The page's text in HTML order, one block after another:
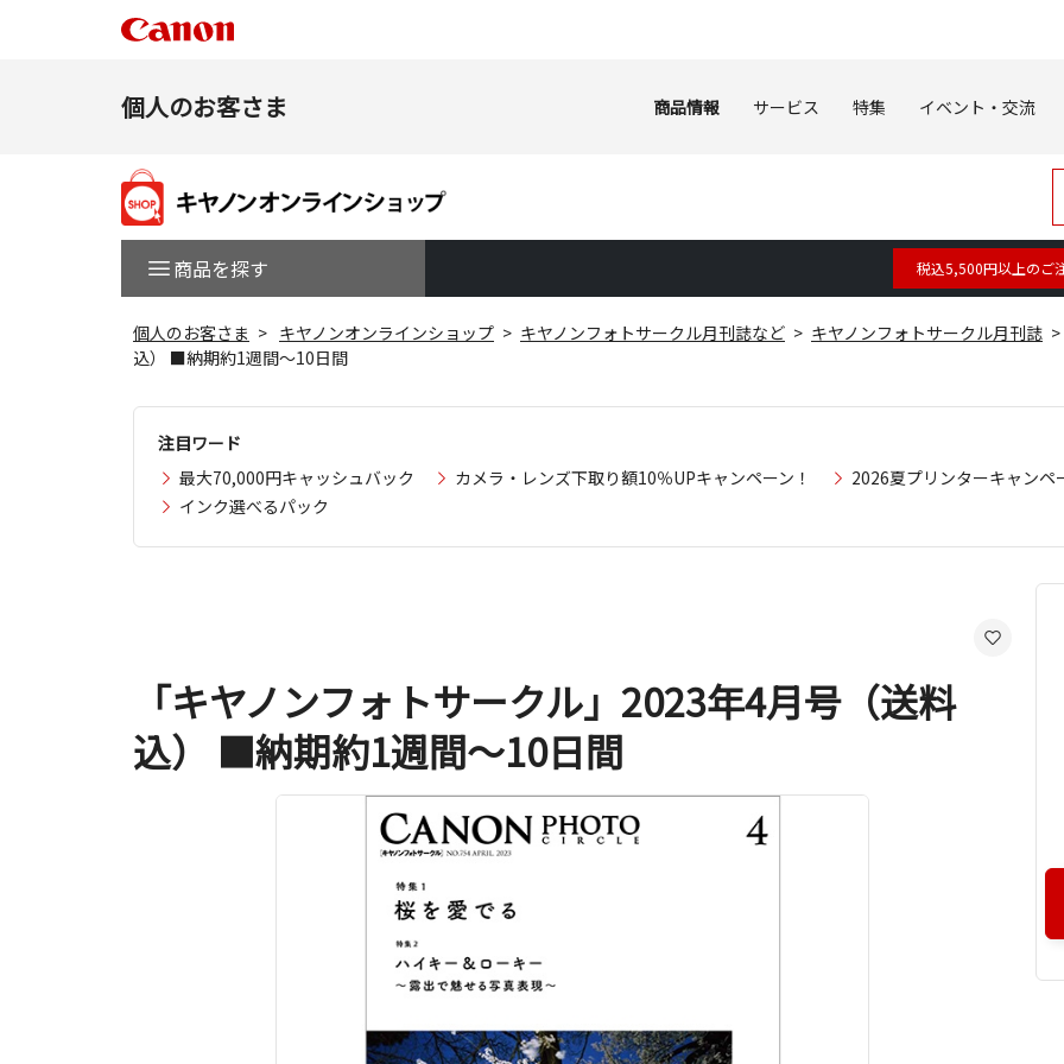
個人のお客さま 商品情報 サービス 特集 イベント・交流
商品を探す 税込5,500円以上のご
個人のお客さま キヤノンオンラインショップ キヤノンフォトサークル月刊誌など
キヤノンフォトサークル月刊誌
込） ■納期約1週間～10日間
注目ワード
最大70,000円キャッシュバック
カメラ・レンズ下取り額10％UPキャンペーン！
2026夏プリンターキャンペ
インク選べるパック
「キヤノンフォトサークル」2023年4月号（送料
込） ■納期約1週間～10日間